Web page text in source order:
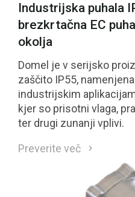
Industrijska puhala
brezkrtačna EC
okolja
Domel je v serijsko
zaščito IP55,
industrijskim
kjer so prisotni vlaga,
ter drugi zunanji vplivi.
Preverite več